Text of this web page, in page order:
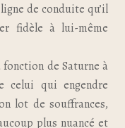
de conduite qu’il
fidèle à lui-même
de Saturne à
celui qui engendre
lot de souffrances,
plus nuancé et